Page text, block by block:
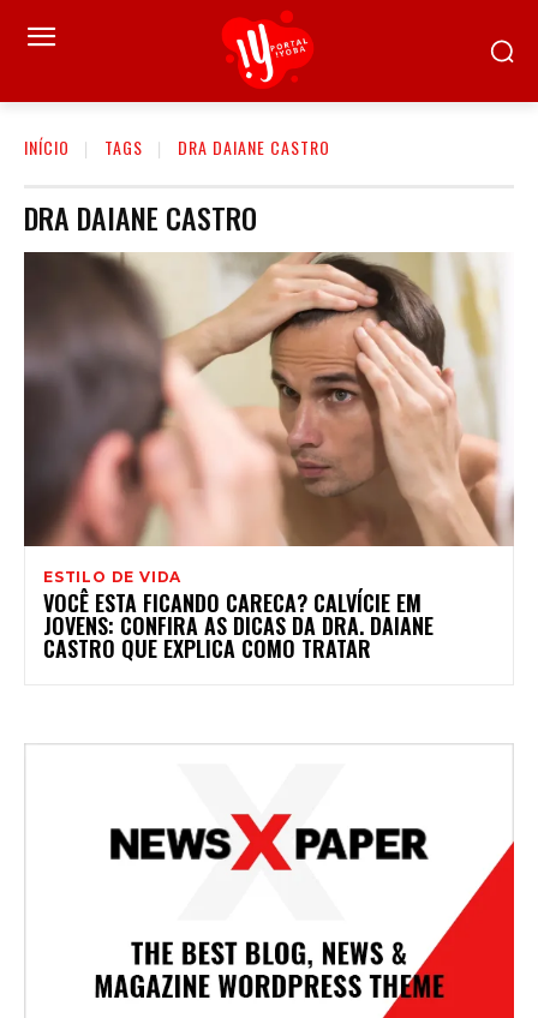
INÍCIO TAGS DRA DAIANE CASTRO
DRA DAIANE CASTRO
ESTILO DE VIDA
VOCÊ ESTA FICANDO CARECA? CALVÍCIE EM
JOVENS: CONFIRA AS DICAS DA DRA. DAIANE
CASTRO QUE EXPLICA COMO TRATAR